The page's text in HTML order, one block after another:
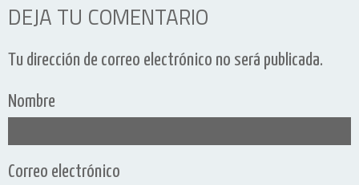
DEJA TU COMENTARIO
Tu dirección de correo electrónico no será publicada.
Nombre
Correo electrónico